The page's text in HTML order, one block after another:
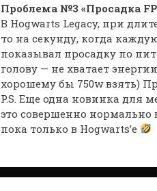
Проблема №3 «Просадка
В Hogwarts Legacy, при
то на секунду, когда
показывал просадку по
голову — не хватает
хорошему бы 750w взять)
P.S. Еще одна новинка для
это совершенно
пока только в Hogwarts’е